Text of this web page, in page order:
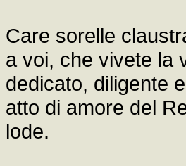
Care sorelle
a voi, che vivete la
dedicato, diligente
atto di amore del
lode.